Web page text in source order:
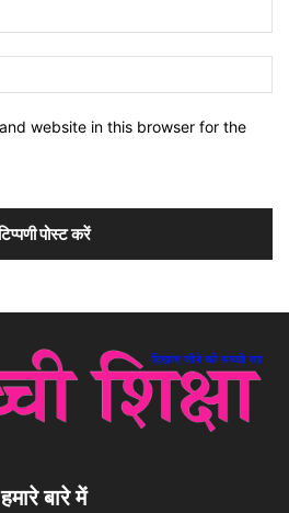
website in this browser for the
हमारे बारे में